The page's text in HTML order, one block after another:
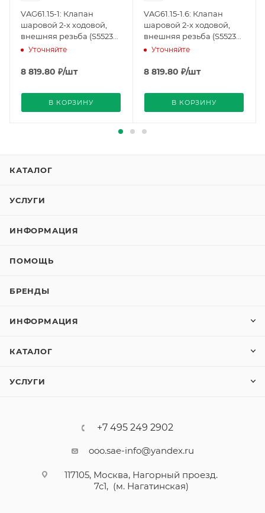
VAG61.15-1: Клапан
шаровой 2-х ходовой,
внешняя резьба (S55230-
V100), Siemens
Уточняйте
8 819.80 ₽/шт
В КОРЗИНУ
VAG61.15-1.6: Клапан
шаровой 2-х ходовой,
внешняя резьба (S55230-
V101), Siemens
Уточняйте
8 819.80 ₽/шт
В КОРЗИНУ
КАТАЛОГ
УСЛУГИ
ИНФОРМАЦИЯ
ПОМОЩЬ
БРЕНДЫ
ИНФОРМАЦИЯ
КАТАЛОГ
УСЛУГИ
+7 495 249 2902
ooo.sae-info@yandex.ru
117105, Москва, Нагорный проезд.
7с1, (м. Нагатинская)